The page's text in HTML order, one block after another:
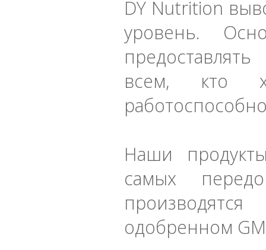
DY Nutrition
уровень.
всем, кто
Наши
самых
одобренном